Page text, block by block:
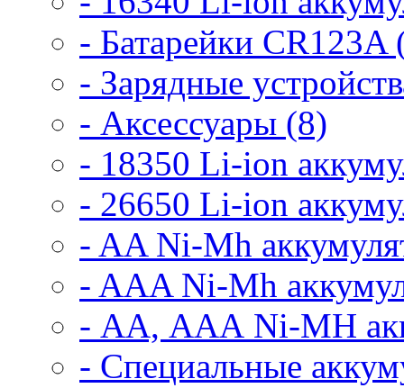
- Батарейки CR123A
- Зарядные
- Аксессуары (8)
- 18350 Li-ion
- 26650 Li-ion
- AA Ni-Mh
- AAA Ni-Mh
- АА, ААА Ni-MH
- Специальные